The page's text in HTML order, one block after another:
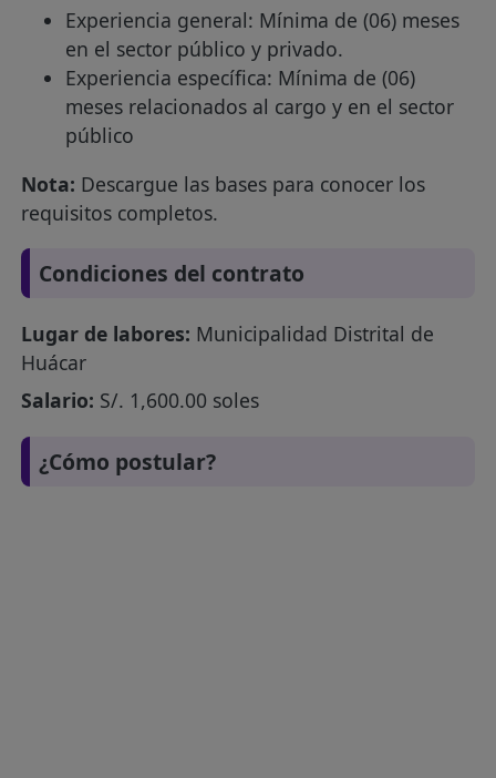
Experiencia general: Mínima de (06) meses
en el sector público y privado.
Experiencia específica: Mínima de (06)
meses relacionados al cargo y en el sector
público
Nota: Descargue las bases para conocer los
requisitos completos.
Condiciones del contrato
Lugar de labores: Municipalidad Distrital de
Huácar
Salario: S/. 1,600.00 soles
¿Cómo postular?